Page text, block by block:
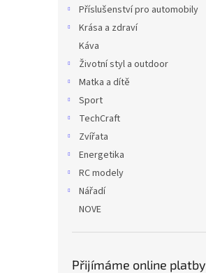
Příslušenství pro automobily
Krása a zdraví
Káva
Životní styl a outdoor
Matka a dítě
Sport
TechCraft
Zvířata
Energetika
RC modely
Nářadí
NOVE
Přijímáme online platby